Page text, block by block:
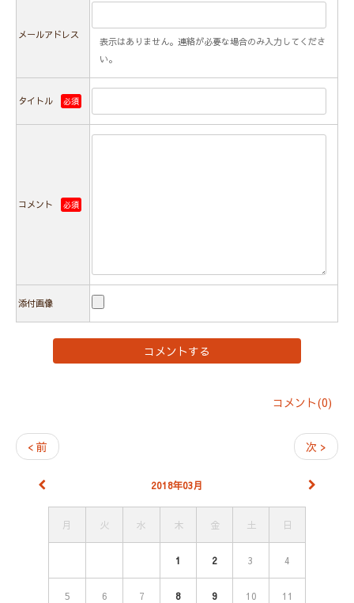
メールアドレス
表示はありません。連絡が必要な場合のみ入力してくださ
い。
タイトル 必須
コメント 必須
添付画像
コメント(0)
< 前 次 >
2018年03月
月 火 水 木 金 土 日
1 2 3 4
5 6 7 8 9 10 11